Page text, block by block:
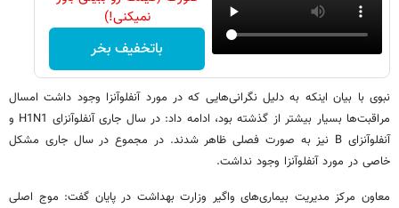
نمیکنی!)
باتخفیف بخر
نبوی با بیان اینکه به دلیل نگرانی‌هایی که در مورد آنفلوآنزا وجود داشت امسال
مراقبت‌ها بسیار بیشتر از گذشته بود، ادامه داد: در سال جاری آنفلوآنزای H1N1 و
آنفلوآنزای B نیز به صورت فصلی ظاهر شدند. در مجموع در سال جاری مشکل
خاصی در مورد آنفلوآنزا وجود نداشت.
معاون مرکز مدیریت بیماری‌های واگیر وزارت بهداشت در پایان گفت: موج اصلی